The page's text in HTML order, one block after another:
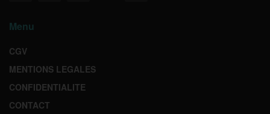
Menu
CGV
MENTIONS LEGALES
CONFIDENTIALITE
CONTACT